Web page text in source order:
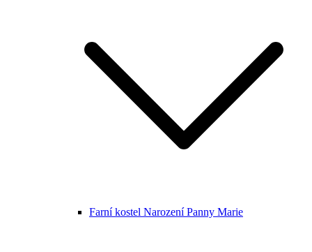
Farní kostel Narození Panny Marie